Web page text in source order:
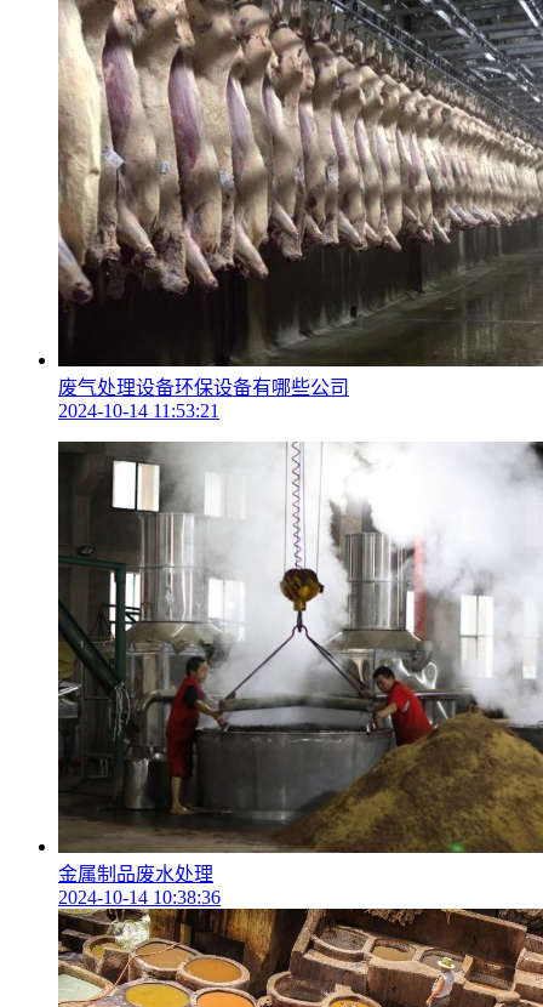
废气处理设备环保设备有哪些公司
2024-10-14 11:53:21
金属制品废水处理
2024-10-14 10:38:36